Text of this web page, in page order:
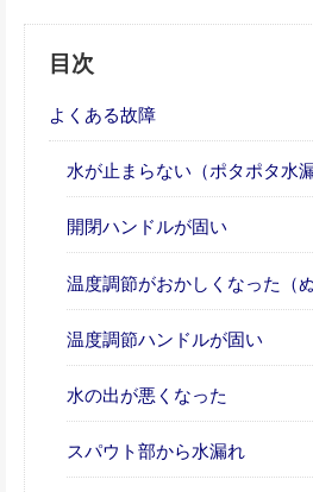
目次
よくある故障
水が止まらない（ポタポタ水漏
開閉ハンドルが固い
温度調節がおかしくなった（
温度調節ハンドルが固い
水の出が悪くなった
スパウト部から水漏れ